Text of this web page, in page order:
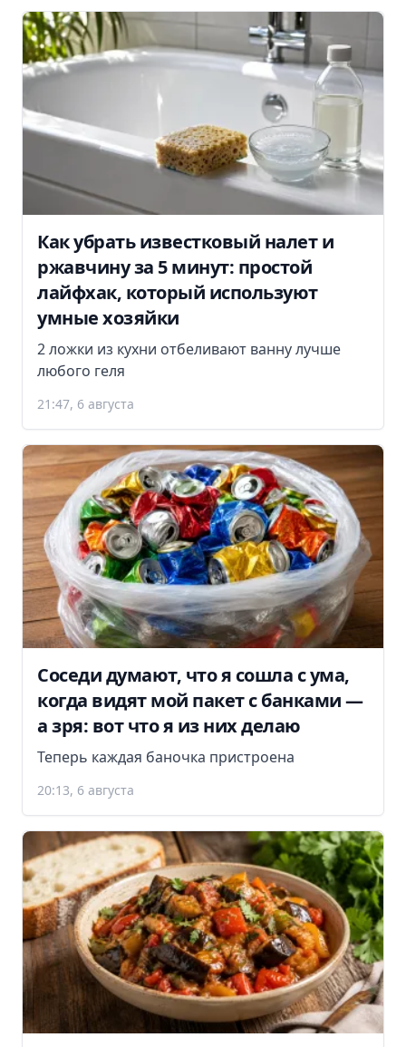
Как убрать известковый налет и
ржавчину за 5 минут: простой
лайфхак, который используют
умные хозяйки
2 ложки из кухни отбеливают ванну лучше
любого геля
21:47, 6 августа
Соседи думают, что я сошла с ума,
когда видят мой пакет с банками —
а зря: вот что я из них делаю
Теперь каждая баночка пристроена
20:13, 6 августа